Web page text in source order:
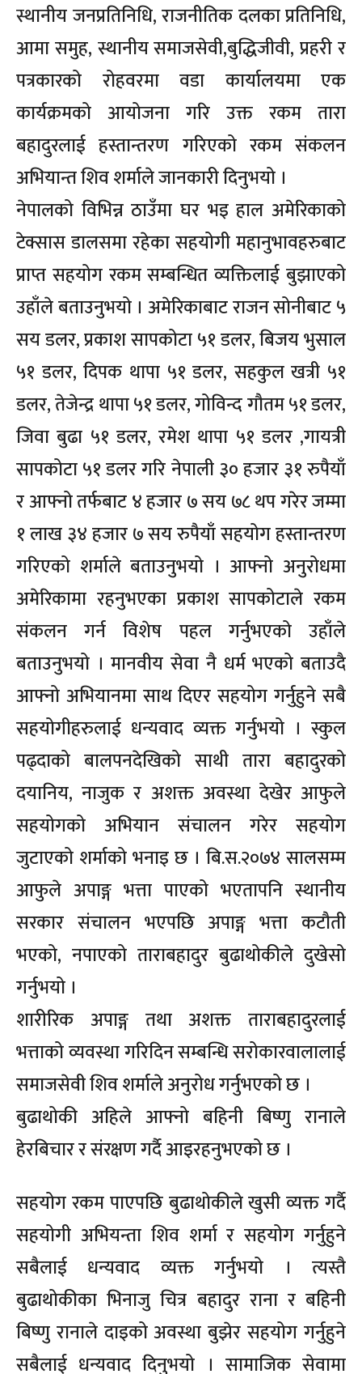
स्थानीय जनप्रतिनिधि, राजनीतिक दलका प्रतिनिधि,
आमा समुह, स्थानीय समाजसेवी,बुद्धिजीवी, प्रहरी र
पत्रकारको रोहवरमा वडा कार्यालयमा एक
कार्यक्रमको आयोजना गरि उक्त रकम तारा
बहादुरलाई हस्तान्तरण गरिएको रकम संकलन
अभियान्त शिव शर्माले जानकारी दिनुभयो ।
नेपालको विभिन्न ठाउँमा घर भइ हाल अमेरिकाको
टेक्सास डालसमा रहेका सहयोगी महानुभावहरुबाट
प्राप्त सहयोग रकम सम्बन्धित व्यक्तिलाई बुझाएको
उहाँले बताउनुभयो । अमेरिकाबाट राजन सोनीबाट ५
सय डलर, प्रकाश सापकोटा ५१ डलर, बिजय भुसाल
५१ डलर, दिपक थापा ५१ डलर, सहकुल खत्री ५१
डलर, तेजेन्द्र थापा ५१ डलर, गोविन्द गौतम ५१ डलर,
जिवा बुढा ५१ डलर, रमेश थापा ५१ डलर ,गायत्री
सापकोटा ५१ डलर गरि नेपाली ३० हजार ३१ रुपैयाँ
र आफ्नो तर्फबाट ४ हजार ७ सय ७८ थप गरेर जम्मा
१ लाख ३४ हजार ७ सय रुपैयाँ सहयोग हस्तान्तरण
गरिएको शर्माले बताउनुभयो । आफ्नो अनुरोधमा
अमेरिकामा रहनुभएका प्रकाश सापकोटाले रकम
संकलन गर्न विशेष पहल गर्नुभएको उहाँले
बताउनुभयो । मानवीय सेवा नै धर्म भएको बताउदै
आफ्नो अभियानमा साथ दिएर सहयोग गर्नुहुने सबै
सहयोगीहरुलाई धन्यवाद व्यक्त गर्नुभयो । स्कुल
पढ्दाको बालपनदेखिको साथी तारा बहादुरको
दयानिय, नाजुक र अशक्त अवस्था देखेर आफुले
सहयोगको अभियान संचालन गरेर सहयोग
जुटाएको शर्माको भनाइ छ । बि.स.२०७४ सालसम्म
आफुले अपाङ्ग भत्ता पाएको भएतापनि स्थानीय
सरकार संचालन भएपछि अपाङ्ग भत्ता कटौती
भएको, नपाएको ताराबहादुर बुढाथोकीले दुखेसो
गर्नुभयो ।
शारीरिक अपाङ्ग तथा अशक्त ताराबहादुरलाई
भत्ताको व्यवस्था गरिदिन सम्बन्धि सरोकारवालालाई
समाजसेवी शिव शर्माले अनुरोध गर्नुभएको छ ।
बुढाथोकी अहिले आफ्नो बहिनी बिष्णु रानाले
हेरबिचार र संरक्षण गर्दै आइरहनुभएको छ ।
सहयोग रकम पाएपछि बुढाथोकीले खुसी व्यक्त गर्दै
सहयोगी अभियन्ता शिव शर्मा र सहयोग गर्नुहुने
सबैलाई धन्यवाद व्यक्त गर्नुभयो । त्यस्तै
बुढाथोकीका भिनाजु चित्र बहादुर राना र बहिनी
बिष्णु रानाले दाइको अवस्था बुझेर सहयोग गर्नुहुने
सबैलाई धन्यवाद दिनुभयो । सामाजिक सेवामा